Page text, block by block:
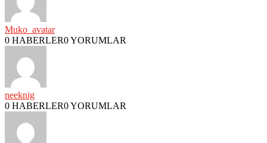
Muko_avatar
0 HABERLER0 YORUMLAR
neeknig
0 HABERLER0 YORUMLAR